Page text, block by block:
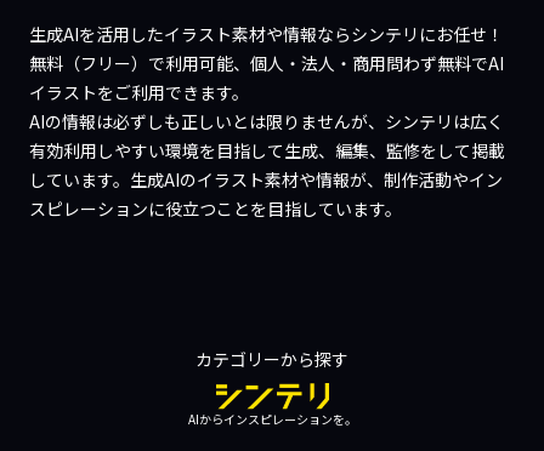
生成AIを活用したイラスト素材や情報ならシンテリにお任せ！
無料（フリー）で利用可能、個人・法人・商用問わず無料でAI
イラストをご利用できます。
AIの情報は必ずしも正しいとは限りませんが、シンテリは広く
有効利用しやすい環境を目指して生成、編集、監修をして掲載
しています。生成AIのイラスト素材や情報が、制作活動やイン
スピレーションに役立つことを目指しています。
カテゴリーから探す
AIからインスピレーションを。